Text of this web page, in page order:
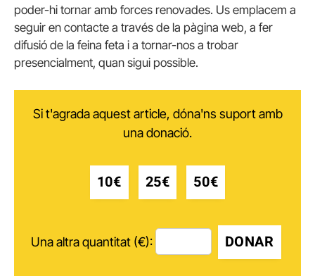
poder-hi tornar amb forces renovades. Us emplacem a
seguir en contacte a través de la pàgina web, a fer
difusió de la feina feta i a tornar-nos a trobar
presencialment, quan sigui possible.
Si t'agrada aquest article, dóna'ns suport amb
una donació.
10€ 25€ 50€
Una altra quantitat (€): DONAR